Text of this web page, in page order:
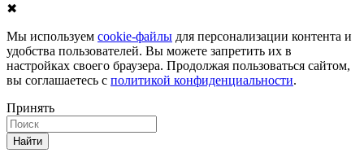
✖
Мы используем cookie-файлы для персонализации контента и
удобства пользователей. Вы можете запретить их в
настройках своего браузера. Продолжая пользоваться сайтом,
вы соглашаетесь с политикой конфиденциальности.
Принять
Найти